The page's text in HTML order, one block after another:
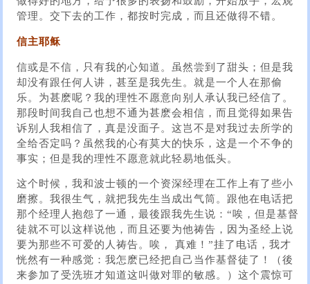
管理。交下去的工作，都按时完成，而且还做得不错。
信主耶稣
信或是不信，只有我的心知道。虽然尝到了甜头；但是我
却没有跟任何人讲，甚至是我先生。就是一个人在那偷
乐。为甚麽呢？我的理性不愿意向别人承认我已经信了。
那段时间我自己也想不通为甚麽会相信，而且觉得如果告
诉别人我相信了，真是没面子。这岂不是对我过去所学的
全给否定吗？虽然我的心有莫大的快乐，这是一个不争的
事实；但是我的理性不愿意就此轻易地低头。
这个时候，我和波士顿的一个资深经理在工作上有了些小
磨擦。我很生气，就把我先生当成出气筒。跟他在电话把
那个经理人抱怨了一通，最後跟我先生说：“唉，但是基督
徒就不可以这样说他，而且还要为他祷告，因为圣经上说
要为那些不可爱的人祷告。唉， 真难！”挂了电话，我才
恍然有一种感觉：我怎麽已经把自己当作基督徒了！（後
来参加了受洗班才知道这叫做对罪的敏感。）这个震惊可